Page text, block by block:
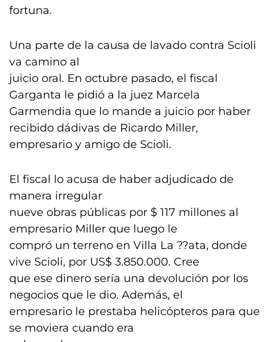
fortuna.
Una parte de la causa de lavado contra Scioli
va camino al
juicio oral. En octubre pasado, el fiscal
Garganta le pidió a la juez Marcela
Garmendia que lo mande a juicio por haber
recibido dádivas de Ricardo Miller,
empresario y amigo de Scioli.
El fiscal lo acusa de haber adjudicado de
manera irregular
nueve obras públicas por $ 117 millones al
empresario Miller que luego le
compró un terreno en Villa La ??ata, donde
vive Scioli, por US$ 3.850.000. Cree
que ese dinero sería una devolución por los
negocios que le dio. Además, el
empresario le prestaba helicópteros para que
se moviera cuando era